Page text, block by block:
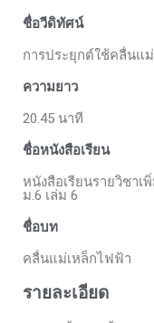
ชื่อวีดิทัศน์
การประยุกต์ใช้คลื่นแ
ความยาว
20.45 นาที
ชื่อหนังสือเรียน
หนังสือเรียนรายวิชา
ม.6 เล่ม 6
ชื่อบท
คลื่นแม่เหล็กไฟฟ้า
รายละเอียด